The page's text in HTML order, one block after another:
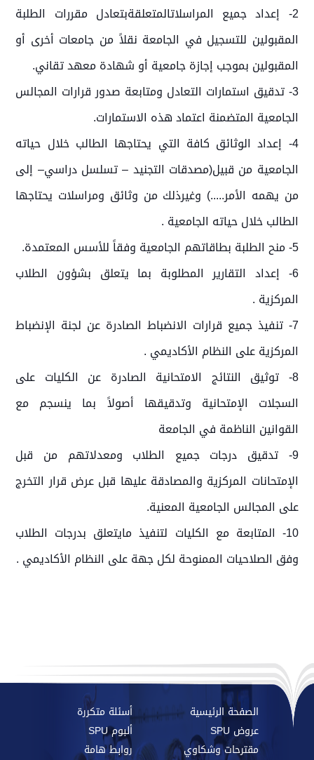
2- إعداد جميع المراسلاتالمتعلقةبتعادل مقررات الطلبة
المقبولين للتسجيل في الجامعة نقلاً من جامعات أخرى أو
المقبولين بموجب إجازة جامعية أو شهادة معهد تقاني.
3- تدقيق استمارات التعادل ومتابعة صدور قرارات المجالس
الجامعية المتضمنة اعتماد هذه الاستمارات.
4- إعداد الوثائق كافة التي يحتاجها الطالب خلال حياته
الجامعية من قبيل(مصدقات التجنيد – تسلسل دراسي– إلى
من يهمه الأمر.....) وغيرذلك من وثائق ومراسلات يحتاجها
الطالب خلال حياته الجامعية .
5- منح الطلبة بطاقاتهم الجامعية وفقاً للأسس المعتمدة.
6- إعداد التقارير المطلوبة بما يتعلق بشؤون الطلاب
المركزية .
7- تنفيذ جميع قرارات الانضباط الصادرة عن لجنة الإنضباط
المركزية على النظام الأكاديمي .
8- توثيق النتائج الامتحانية الصادرة عن الكليات على
السجلات الإمتحانية وتدقيقها أصولاً بما ينسجم مع
القوانين الناظمة في الجامعة
9- تدقيق درجات جميع الطلاب ومعدلاتهم من قبل
الإمتحانات المركزية والمصادقة عليها قبل عرض قرار التخرج
على المجالس الجامعية المعنية.
10- المتابعة مع الكليات لتنفيذ مايتعلق بدرجات الطلاب
وفق الصلاحيات الممنوحة لكل جهة على النظام الأكاديمي .
الصفحة الرئيسية
أسئلة متكررة
عروض SPU
ألبوم SPU
مقترحات وشكاوي
روابط هامة